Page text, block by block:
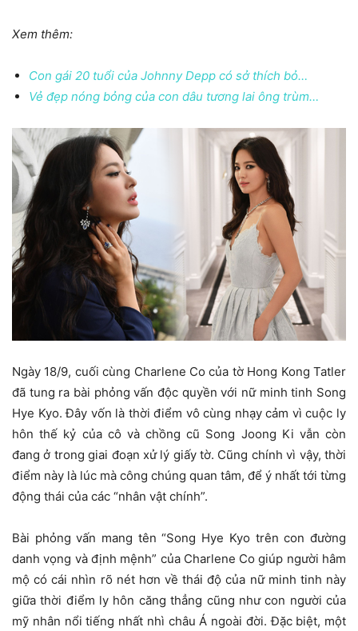
Xem thêm:
Con gái 20 tuổi của Johnny Depp có sở thích bỏ…
Vẻ đẹp nóng bỏng của con dâu tương lai ông trùm…
Ngày 18/9, cuối cùng Charlene Co của tờ Hong Kong Tatler
đã tung ra bài phỏng vấn độc quyền với nữ minh tinh Song
Hye Kyo. Đây vốn là thời điểm vô cùng nhạy cảm vì cuộc ly
hôn thế kỷ của cô và chồng cũ Song Joong Ki vẫn còn
đang ở trong giai đoạn xử lý giấy tờ. Cũng chính vì vậy, thời
điểm này là lúc mà công chúng quan tâm, để ý nhất tới từng
động thái của các “nhân vật chính”.
Bài phỏng vấn mang tên “Song Hye Kyo trên con đường
danh vọng và định mệnh” của Charlene Co giúp người hâm
mộ có cái nhìn rõ nét hơn về thái độ của nữ minh tinh này
giữa thời điểm ly hôn căng thẳng cũng như con người của
mỹ nhân nổi tiếng nhất nhì châu Á ngoài đời. Đặc biệt, một